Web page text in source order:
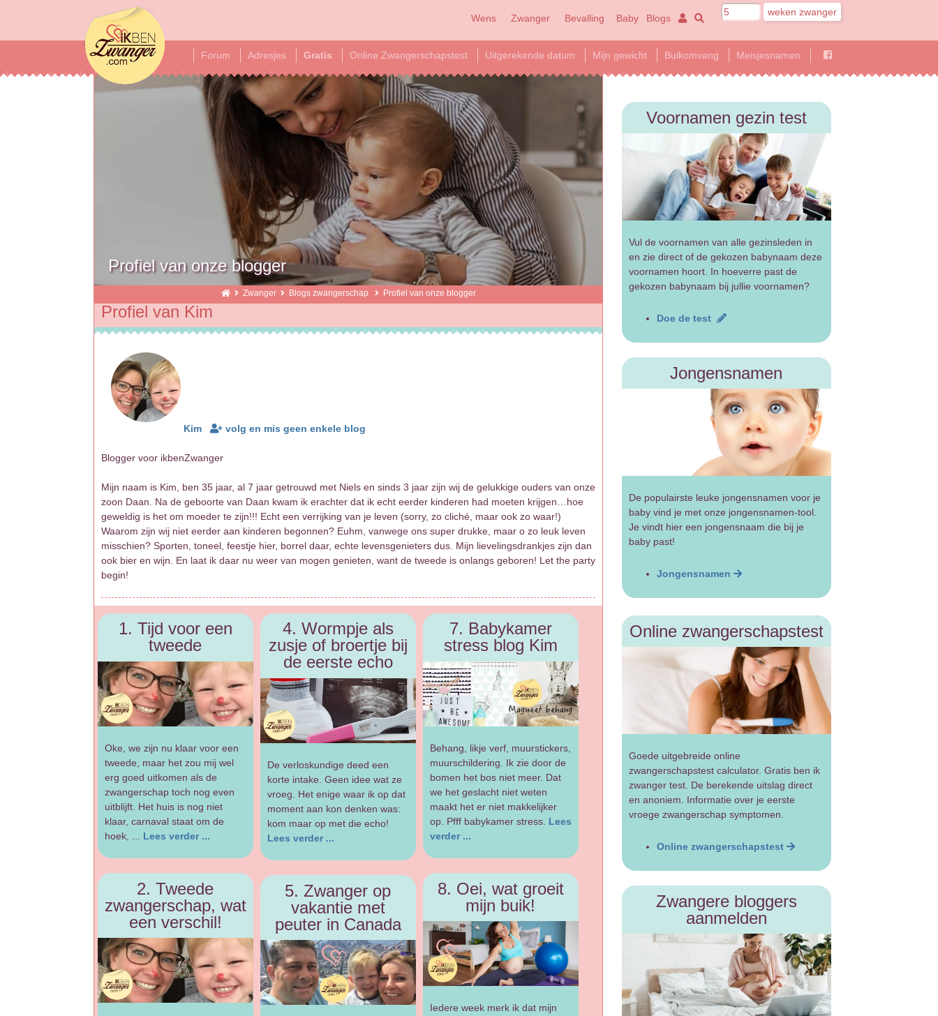
Wens Zwanger Bevalling Baby Blogs
Forum Adresjes Gratis Online Zwangerschapstest Uitgerekende datum Mijn gewicht Buikomvang Meisjesnamen
Profiel van onze blogger
Zwanger Blogs zwangerschap Profiel van onze blogger
Profiel van Kim
Kim volg en mis geen enkele blog
Blogger voor ikbenZwanger
Mijn naam is Kim, ben 35 jaar, al 7 jaar getrouwd met Niels en sinds 3 jaar zijn wij de gelukkige ouders van onze
zoon Daan. Na de geboorte van Daan kwam ik erachter dat ik echt eerder kinderen had moeten krijgen…hoe
geweldig is het om moeder te zijn!!! Echt een verrijking van je leven (sorry, zo cliché, maar ook zo waar!)
Waarom zijn wij niet eerder aan kinderen begonnen? Euhm, vanwege ons super drukke, maar o zo leuk leven
misschien? Sporten, toneel, feestje hier, borrel daar, echte levensgenieters dus. Mijn lievelingsdrankjes zijn dan
ook bier en wijn. En laat ik daar nu weer van mogen genieten, want de tweede is onlangs geboren! Let the party
begin!
1. Tijd voor een
tweede
Oke, we zijn nu klaar voor een
tweede, maar het zou mij wel
erg goed uitkomen als de
zwangerschap toch nog even
uitblijft. Het huis is nog niet
klaar, carnaval staat om de
hoek, ... Lees verder ...
2. Tweede
zwangerschap, wat
een verschil!
4. Wormpje als
zusje of broertje bij
de eerste echo
De verloskundige deed een
korte intake. Geen idee wat ze
vroeg. Het enige waar ik op dat
moment aan kon denken was:
kom maar op met die echo!
Lees verder ...
5. Zwanger op
vakantie met
peuter in Canada
7. Babykamer
stress blog Kim
Behang, likje verf, muurstickers,
muurschildering. Ik zie door de
bomen het bos niet meer. Dat
we het geslacht niet weten
maakt het er niet makkelijker
op. Pfff babykamer stress. Lees
verder ...
8. Oei, wat groeit
mijn buik!
Iedere week merk ik dat mijn
Voornamen gezin test
Vul de voornamen van alle gezinsleden in
en zie direct of de gekozen babynaam deze
voornamen hoort. In hoeverre past de
gekozen babynaam bij jullie voornamen?
Doe de test
Jongensnamen
De populairste leuke jongensnamen voor je
baby vind je met onze jongensnamen-tool.
Je vindt hier een jongensnaam die bij je
baby past!
Jongensnamen
Online zwangerschapstest
Goede uitgebreide online
zwangerschapstest calculator. Gratis ben ik
zwanger test. De berekende uitslag direct
en anoniem. Informatie over je eerste
vroege zwangerschap symptomen.
Online zwangerschapstest
Zwangere bloggers
aanmelden